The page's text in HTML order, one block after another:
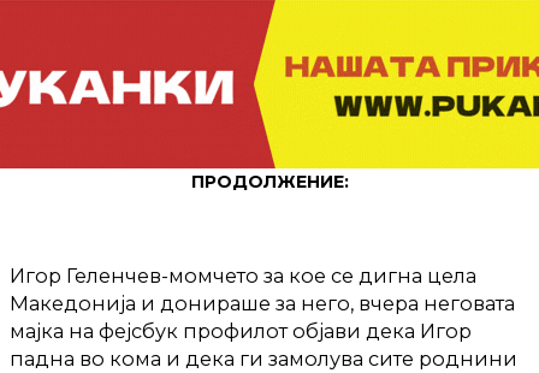
ПРОДОЛЖЕНИЕ:
Игор Геленчев-момчето за кое се дигна цела
Македонија и донираше за него, вчера неговата
мајка на фејсбук профилот објави дека Игор
падна во кома и дека ги замолува сите роднини